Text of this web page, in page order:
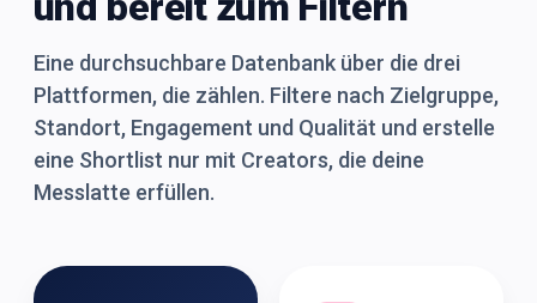
Eine durchsuchbare Datenbank über die drei
Plattformen, die zählen. Filtere nach Zielgruppe,
Standort, Engagement und Qualität und erstelle
eine Shortlist nur mit Creators, die deine
Messlatte erfüllen.